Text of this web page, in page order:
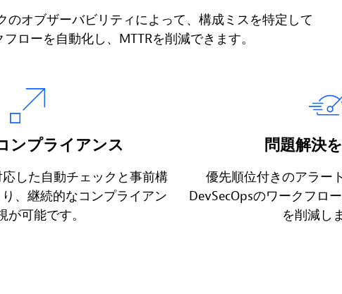
オブザーバビリティによって、構成ミスを特定して
ローを自動化し、MTTRを削減できます。
ンプライアンス
応した自動チェックと事前構
、継続的なコンプライアン
が可能です。
問題解決
優先順位付きのアラー
DevSecOpsのワークフロ
を削減し